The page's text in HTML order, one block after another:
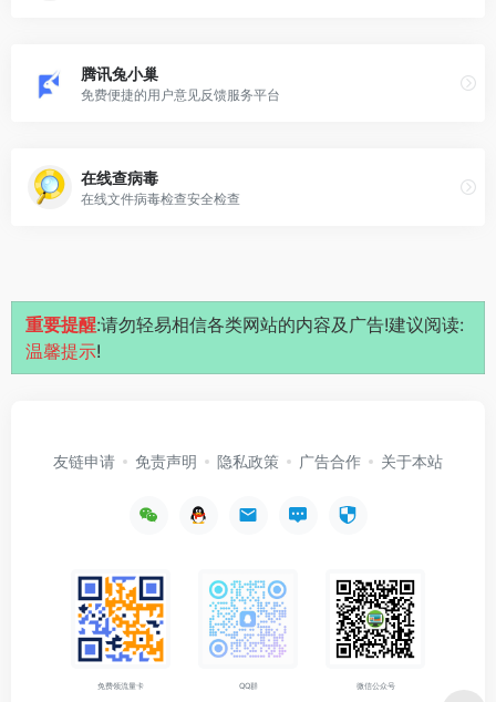
腾讯兔小巢
免费便捷的用户意见反馈服务平台
在线查病毒
在线文件病毒检查安全检查
重要提醒:请勿轻易相信各类网站的内容及广告!建议阅读:
温馨提示!
友链申请 免责声明 隐私政策 广告合作 关于本站
免费领流量卡 QQ群 微信公众号